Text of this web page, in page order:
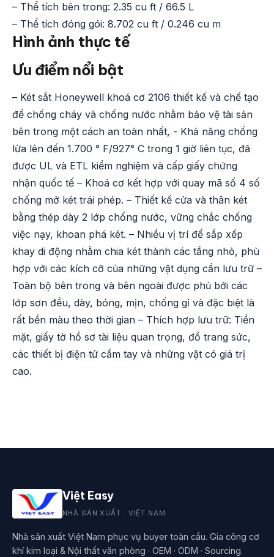
– Thể tích bên trong: 2.35 cu ft / 66.5 L
– Thể tích đóng gói: 8.702 cu ft / 0.246 cu m
Hình ảnh thực tế
Ưu điểm nổi bật
– Két sắt Honeywell khoá cơ 2106 thiết kế và chế tạo
để chống cháy và chống nước nhằm bảo vệ tài sản
bên trong một cách an toàn nhất, - Khả năng chống
lửa lên đến 1.700 ° F/927° C trong 1 giờ liên tục, đã
được UL và ETL kiểm nghiệm và cấp giấy chứng
nhận quốc tế – Khoá cơ kết hợp với quay mã số 4 số
chống mở két trái phép. – Thiết kế cửa và thân két
bằng thép dày 2 lớp chống nước, vững chắc chống
việc nạy, khoan phá két. – Nhiều vị trí để sắp xếp
khay di động nhằm chia két thành các tầng nhỏ, phù
hợp với các kích cỡ của những vật dụng cần lưu trữ –
Toàn bộ bên trong và bên ngoài được phủ bởi các
lớp sơn đều, dày, bóng, mịn, chống gỉ và đặc biệt là
rất bền màu theo thời gian – Thích hợp lưu trữ: Tiền
mặt, giấy tờ hồ sơ tài liệu quan trọng, đồ trang sức,
các thiết bị điện tử cầm tay và những vật có giá trị
cao.
Việt Easy
NHÀ SẢN XUẤT · VIỆT NAM
Nhà sản xuất Việt Nam phục vụ buyer toàn cầu. Gia công cơ
khí kim loại & Nội thất văn phòng · OEM · ODM · Sourcing.